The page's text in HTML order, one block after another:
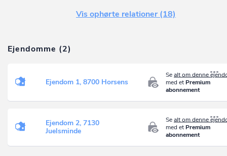
Vis ophørte relationer (18)
Ejendomme (2)
Sealt om denne
med et Premium
abonnement
Ejendom 1, 8700 Horsens
Sealt om denne
med et Premium
abonnement
Ejendom 2, 7130
Juelsminde